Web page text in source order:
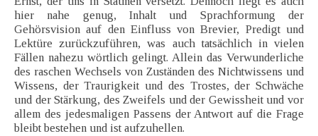
hier nahe genug, Inhalt und Sprachformung der
Gehörsvision auf den Einfluss von Brevier, Predigt und
Lektüre zurückzuführen, was auch tatsächlich in vielen
Fällen nahezu wörtlich gelingt. Allein das Verwunderliche
des raschen Wechsels von Zuständen des Nichtwissens und
Wissens, der Traurigkeit und des Trostes, der Schwäche
und der Stärkung, des Zweifels und der Gewissheit und vor
allem des jedesmaligen Passens der Antwort auf die Frage
bleibt bestehen und ist aufzuhellen.